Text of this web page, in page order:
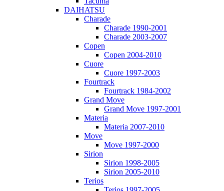
DAIHATSU
Charade
Charade 1990-2001
Charade 2003-2007
Copen
Copen 2004-2010
Cuore
Cuore 1997-2003
Fourtrack
Fourtrack 1984-2002
Grand Move
Grand Move 1997-2001
Materia
Materia 2007-2010
Move
Move 1997-2000
Sirion
Sirion 1998-2005
Sirion 2005-2010
Terios